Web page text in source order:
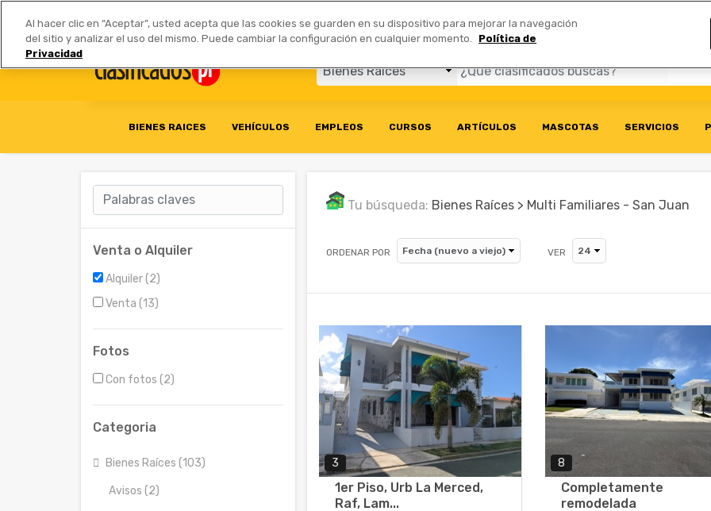
Anúnciate | Tarifas Socios Comerciales
BIENES RAICES VEHÍCULOS EMPLEOS CURSOS ARTÍCULOS MASCOTAS SERVICIOS
Venta o Alquiler
Alquiler (2)
Venta (13)
Fotos
Con fotos (2)
Categoria
Bienes Raíces (103)
Avisos (2)
Tu búsqueda: Bienes Raíces > Multi Familiares - San Juan
ORDENAR POR VER
3
1er Piso, Urb La Merced,
Raf, Lam...
8
Completamente
remodelada
Al hacer clic en “Aceptar”, usted acepta que las cookies se guarden en su dispositivo para mejorar la navegación
del sitio y analizar el uso del mismo. Puede cambiar la configuración en cualquier momento.
Política de
Privacidad